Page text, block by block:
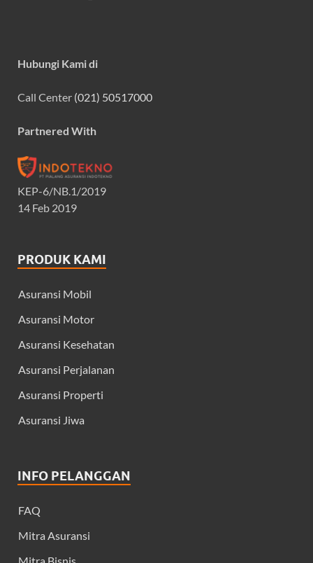
Hubungi Kami di
Call Center (021) 50517000
Partnered With
KEP-6/NB.1/2019
14 Feb 2019
PRODUK KAMI
Asuransi Mobil
Asuransi Motor
Asuransi Kesehatan
Asuransi Perjalanan
Asuransi Properti
Asuransi Jiwa
INFO PELANGGAN
FAQ
Mitra Asuransi